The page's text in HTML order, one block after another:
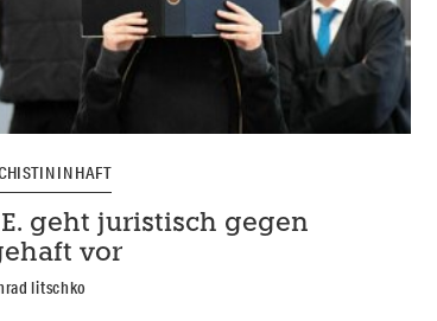
IN HAFT
geht juristisch gegen
vor
litschko